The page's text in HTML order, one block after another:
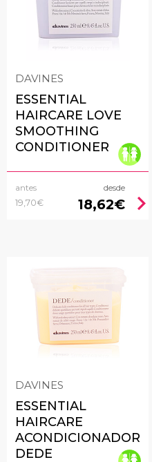
DAVINES
ESSENTIAL
HAIRCARE LOVE
SMOOTHING
CONDITIONER
antes
19,70€
desde
18,62€ chevron_right
DAVINES
ESSENTIAL
HAIRCARE
ACONDICIONADOR
DEDE